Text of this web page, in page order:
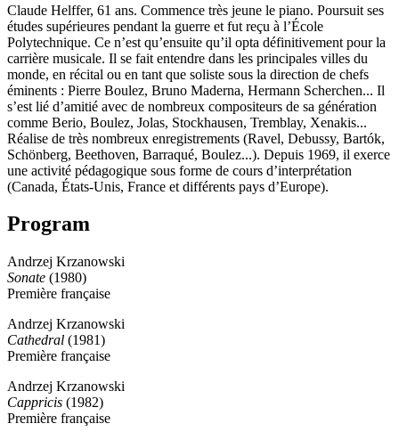
Claude Helffer, 61 ans. Commence très jeune le piano. Poursuit ses
études supérieures pendant la guerre et fut reçu à l’École
Polytechnique. Ce n’est qu’ensuite qu’il opta définitivement pour la
carrière musicale. Il se fait entendre dans les principales villes du
monde, en récital ou en tant que soliste sous la direction de chefs
éminents : Pierre Boulez, Bruno Maderna, Hermann Scherchen... Il
s’est lié d’amitié avec de nombreux compositeurs de sa génération
comme Berio, Boulez, Jolas, Stockhausen, Tremblay, Xenakis...
Réalise de très nombreux enregistrements (Ravel, Debussy, Bartók,
Schönberg, Beethoven, Barraqué, Boulez...). Depuis 1969, il exerce
une activité pédagogique sous forme de cours d’interprétation
(Canada, États-Unis, France et différents pays d’Europe).
Program
Andrzej Krzanowski
Sonate (1980)
Première française
Andrzej Krzanowski
Cathedral (1981)
Première française
Andrzej Krzanowski
Cappricis (1982)
Première française